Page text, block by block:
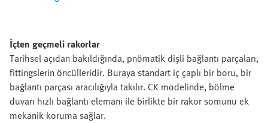
İçten geçmeli rakorlar
Tarihsel açıdan bakıldığında, pnömatik dişli bağlantı parçaları,
fittingslerin öncülleridir. Buraya standart iç çaplı bir boru, bir
bağlantı parçası aracılığıyla takılır. CK modelinde, bölme
duvarı hızlı bağlantı elemanı ile birlikte bir rakor somunu ek
mekanik koruma sağlar.